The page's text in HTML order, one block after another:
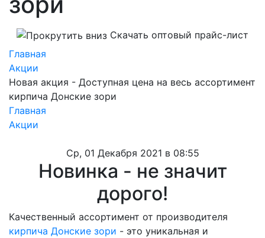
Скачать оптовый прайс-лист
Главная
Акции
Новая акция - Доступная цена на весь ассортимент
кирпича Донские зори
Главная
Акции
Ср, 01 Декабря 2021 в 08:55
Новинка - не значит
дорого!
Качественный ассортимент от производителя
кирпича Донские зори - это уникальная и